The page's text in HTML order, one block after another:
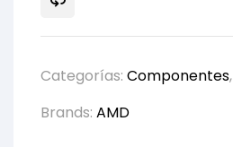
Categorías: Componentes,
Brands: AMD